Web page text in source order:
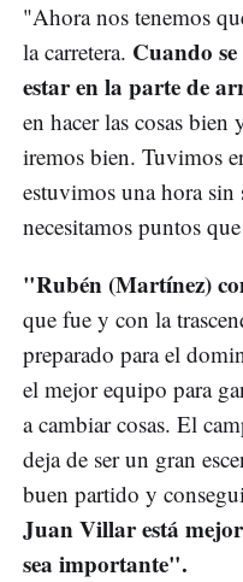
"Ahora nos tenemos
la carretera. Cuando
estar en la parte de
en hacer las cosas
iremos bien. Tuvimos
estuvimos una hora
necesitamos puntos
"Rubén (Martínez)
que fue y con la
preparado para el
el mejor equipo para
a cambiar cosas. El
deja de ser un gran
buen partido y
Juan Villar está
sea importante".